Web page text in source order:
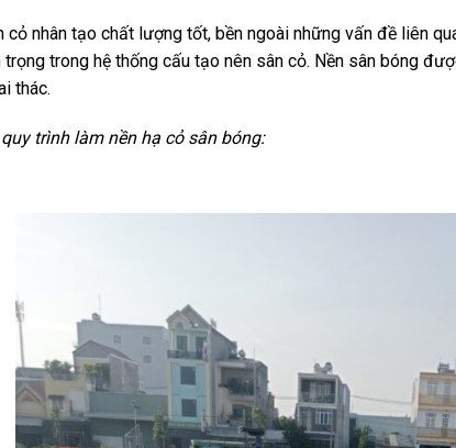
cỏ nhân tạo chất lượng tốt, bền ngoài những vấn đề liên
trọng trong hệ thống cấu tạo nên sân cỏ. Nền sân bóng
thác.
trình làm nền hạ cỏ sân bóng: